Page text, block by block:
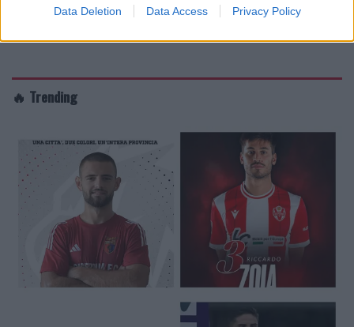
Data Deletion Data Access Privacy Policy
🔥 Trending